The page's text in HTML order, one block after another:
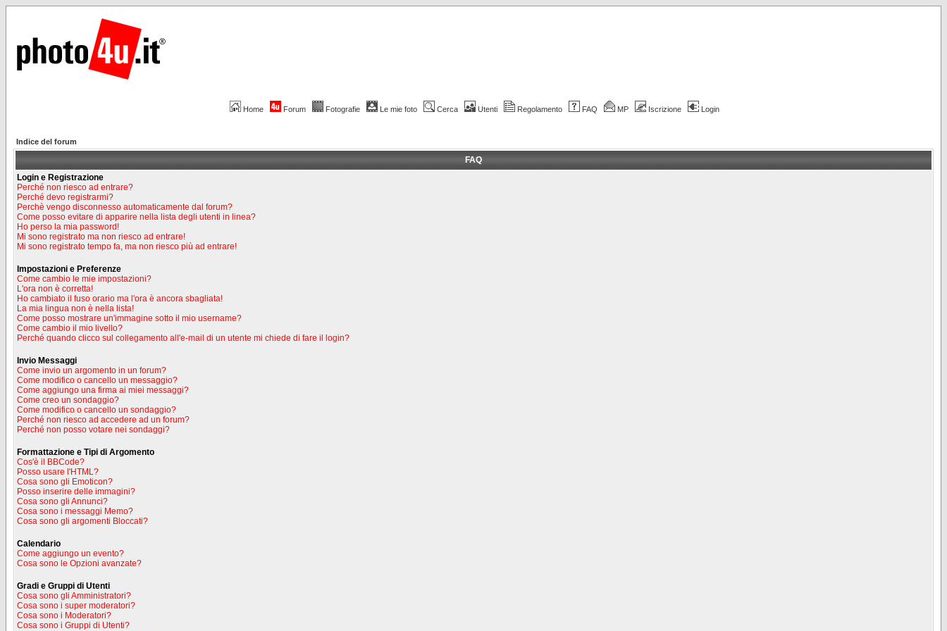
Home Forum Fotografie Le mie foto Cerca Utenti Regolamento FAQ MP Iscrizione Login
Indice del forum
FAQ
Login e Registrazione
Perché non riesco ad entrare?
Perché devo registrarmi?
Perchè vengo disconnesso automaticamente dal forum?
Come posso evitare di apparire nella lista degli utenti in linea?
Ho perso la mia password!
Mi sono registrato ma non riesco ad entrare!
Mi sono registrato tempo fa, ma non riesco più ad entrare!
Impostazioni e Preferenze
Come cambio le mie impostazioni?
L'ora non è corretta!
Ho cambiato il fuso orario ma l'ora è ancora sbagliata!
La mia lingua non è nella lista!
Come posso mostrare un'immagine sotto il mio username?
Come cambio il mio livello?
Perché quando clicco sul collegamento all'e-mail di un utente mi chiede di fare il login?
Invio Messaggi
Come invio un argomento in un forum?
Come modifico o cancello un messaggio?
Come aggiungo una firma ai miei messaggi?
Come creo un sondaggio?
Come modifico o cancello un sondaggio?
Perché non riesco ad accedere ad un forum?
Perché non posso votare nei sondaggi?
Formattazione e Tipi di Argomento
Cos'è il BBCode?
Posso usare l'HTML?
Cosa sono gli Emoticon?
Posso inserire delle immagini?
Cosa sono gli Annunci?
Cosa sono i messaggi Memo?
Cosa sono gli argomenti Bloccati?
Calendario
Come aggiungo un evento?
Cosa sono le Opzioni avanzate?
Gradi e Gruppi di Utenti
Cosa sono gli Amministratori?
Cosa sono i super moderatori?
Cosa sono i Moderatori?
Cosa sono i Gruppi di Utenti?